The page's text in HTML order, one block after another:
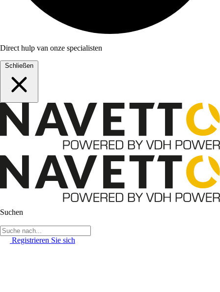
Direct hulp van onze specialisten
Schließen
Suchen
Registrieren Sie sich